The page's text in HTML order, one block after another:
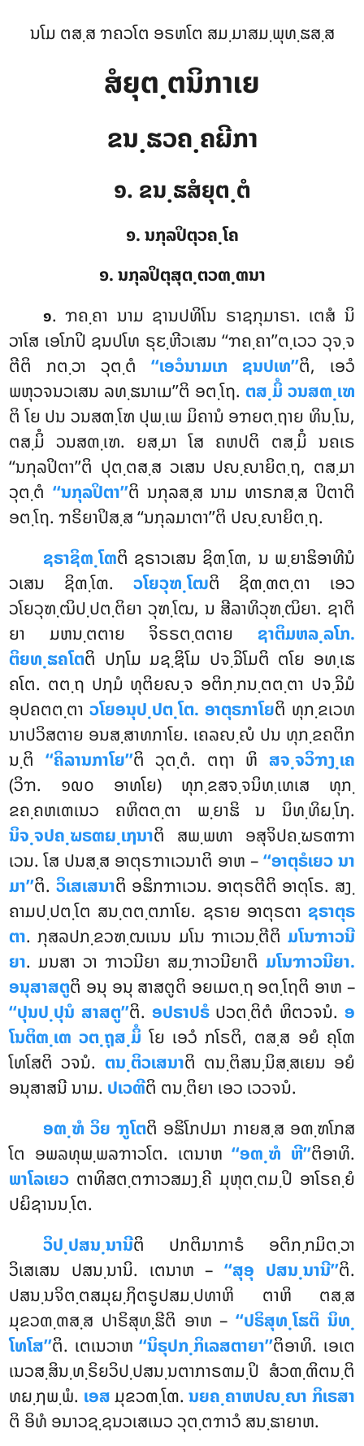
ນໂມ ຕສ຺ສ ຠຄວໂຕ ອຣຫໂຕ ສມ຺ມາສມ຺ພຸທ຺ຘສ຺ສ
ສໍຍຸຕ຺ຕນິກາເຍ
ຂນ຺ຘວຄ຺ຄຏີກາ
໑. ຂນ຺ຘສໍຍຸຕ຺ຕໍ
໑. ນກຸລປິຕຸວຄ຺ໂຄ
໑. ນກຸລປິຕຸສຸຕ຺ຕວຓ຺ຓນາ
໑. ຠຄ຺ຄາ ນາມ ຊານປທິໂນ ຣາຊກຸມາຣາ. ເຕສໍ ນິ
ວາໂສ ເອໂກປິ ຊນປໂທ ຣຸຬ຺ຫີວເສນ ‘‘ຠຄ຺ຄາ’’ຕ຺ເວວ ວຸຈ຺ຈ
ຕີຕິ ກຕ຺ວາ ວຸຕ຺ຕໍ ‘‘ເອວໍນາມເກ ຊນປເທ’’ຕິ, ເອວໍ
ພຫຸວຈນວເສນ ລທ຺ຘນາເມ’’ຕິ ອຕ຺ໂຖ. ຕສ຺ມິໍ ວນສຓ຺ເຑ
ຕິ ໂຍ ປນ ວນສຓ຺ໂຑ ປຸພ຺ເພ ມິຄານໍ ອຠຍຕ຺ຖາຍ ທິນ຺ໂນ,
ຕສ຺ມິໍ ວນສຓ຺ເຑ. ຍສ຺ມາ ໂສ ຄຫປຕິ ຕສ຺ມິໍ ນຄເຣ
‘‘ນກຸລປິຕາ’’ຕິ ປຸຕ຺ຕສ຺ສ ວເສນ ປຎ຺ຎາຍິຕ຺ຖ, ຕສ຺ມາ
ວຸຕ຺ຕໍ ‘‘ນກຸລປິຕາ’’ຕິ ນກຸລສ຺ສ ນາມ ທາຣກສ຺ສ ປິຕາຕິ
ອຕ຺ໂຖ. ຠຣິຍາປິສ຺ສ ‘‘ນກຸລມາຕາ’’ຕິ ປຎ຺ຎາຍິຕ຺ຖ.
ຊຣາຊິຓ຺ໂຓຕິ ຊຣາວເສນ ຊິຓ຺ໂຓ, ນ ພ຺ຍາຘິອາທີນໍ
ວເສນ ຊິຓ຺ໂຓ. ວໂຍວຸຑ຺ໂຒຕິ ຊິຓ຺ຓຕ຺ຕາ ເອວ
ວໂຍວຸຑ຺ຒິປ຺ປຕ຺ຕິຍາ ວຸຑ຺ໂຒ, ນ ສີລາທິວຸຑ຺ຒິຍາ. ຊາຕິ
ຍາ ມຫນ຺ຕຕາຍ ຈິຣຣຕ຺ຕຕາຍ ຊາຕິມຫລ຺ລໂກ.
ຕິຍທ຺ຘຄໂຕຕິ ປຐໂມ ມຊ຺ຌິໂມ ປຈ຺ຉິໂມຕິ ຕໂຍ ອທ຺ເຘ
ຄໂຕ. ຕຕ຺ຖ ປຐມໍ ທຸຕິຍຎ຺ຈ ອຕິກ຺ກນ຺ຕຕ຺ຕາ ປຈ຺ຉິມໍ
ອຸປຄຕຕ຺ຕາວໂຍອນຸປ຺ປຕ຺ໂຕ. ອາຕຸຣກາໂຍຕິ ທຸກ຺ຂເວທ
ນາປວິສຕາຍ ອນສ຺ສາທກາໂຍ. ເຄລຎ຺ຎໍ ປນ ທຸກ຺ຂຄຕິກ
ນ຺ຕິ ‘‘ຄິລານກາໂຍ’’ຕິ ວຸຕ຺ຕໍ. ຕຖາ ຫິ ສຈ຺ຈວິຠງ຺ເຄ
(ວິຠ. ໑໙໐ ອາທໂຍ) ທຸກ຺ຂສຈ຺ຈນິທ຺ເທເສ ທຸກ຺
ຂຄ຺ຄຫເຓເນວ ຄຫິຕຕ຺ຕາ ພ຺ຍາຘິ ນ ນິທ຺ທິຏ຺ໂຐ.
ນິຈ຺ຈປຄ຺ຆຣຓຏ຺ເຐນາຕິ ສພ຺ພທາ ອສຸຈິປຄ຺ຆຣຓຠາ
ເວນ. ໂສ ປນສ຺ສ ອາຕຸຣຠາເວນາຕິ ອາຫ –‘‘ອາຕຸຣໍເຍວ ນາ
ມາ’’ຕິ. ວິເສເສນາຕິ ອຘິກຠາເວນ. ອາຕຸຣຕີຕິ ອາຕຸໂຣ. ສງ຺
ຄາມປ຺ປຕ຺ໂຕ ສນ຺ຕຕ຺ຕກາໂຍ. ຊຣາຍ ອາຕຸຣຕາ ຊຣາຕຸຣ
ຕາ. ກຸສລປກ຺ຂວຑ຺ຒເນນ ມໂນ ຠາເວນ຺ຕີຕິ ມໂນຠາວນີ
ຍາ. ມນສາ ວາ ຠາວນີຍາ ສມ຺ຠາວນີຍາຕິ ມໂນຠາວນີຍາ.
ອນຸສາສຕູຕິ ອນຸ ອນຸ ສາສຕູຕິ ອຍເມຕ຺ຖ ອຕ຺ໂຖຕິ ອາຫ –
‘‘ປຸນປ຺ປຸນໍ ສາສຕູ’’ຕິ. ອປຣາປຣໍປວຕ຺ຕິຕໍ ຫິຕວຈນໍ. ອ
ໂນຕິຓ຺ເຓ ວຕ຺ຖຸສ຺ມິໍ ໂຍ ເອວໍ ກໂຣຕິ, ຕສ຺ສ ອຍໍ ຄຸໂຓ
ໂທໂສຕິ ວຈນໍ. ຕນ຺ຕິວເສນາຕິ ຕນ຺ຕິສນ຺ນິສ຺ສເຍນ ອຍໍ
ອນຸສາສນີ ນາມ. ປເວຓີຕິ ຕນ຺ຕິຍາ ເອວ ເວວຈນໍ.
ອຓ຺ຑໍ ວິຍ ຠູໂຕຕິ ອຘິໂກປມາ ກາຍສ຺ສ ອຓ຺ຑໂກສ
ໂຕ ອພລທຸພ຺ພລຠາວໂຕ. ເຕນາຫ‘‘ອຓ຺ຑໍ ຫີ’’ຕິອາທິ.
ພາໂລເຍວ ຕາທິສຕ຺ຕຠາວສມງ຺ຄີ ມຸຫຸຕ຺ຕມ຺ປິ ອາໂຣຄ຺ຍໍ
ປຏິຊານນ຺ໂຕ.
ວິປ຺ປສນ຺ນານີຕິ ປກຕິມາກາຣໍ ອຕິກ຺ກມິຕ຺ວາ
ວິເສເສນ ປສນ຺ນານິ. ເຕນາຫ –‘‘ສຸອຸ ປສນ຺ນານີ’’ຕິ.
ປສນ຺ນຈິຕ຺ຕສມຸຏ຺ຐິຕຣູປສມ຺ປທາຫິ ຕາຫິ ຕສ຺ສ
ມຸຂວຓ຺ຓສ຺ສ ປາຣິສຸທ຺ຘີຕິ ອາຫ –‘‘ປຣິສຸທ຺ໂຘຕິ ນິທ຺
ໂທໂສ’’ຕິ. ເຕເນວາຫ‘‘ນິຣຸປກ຺ກິເລສຕາຍາ’’ຕິອາທິ. ເອເຕ
ເນວສ຺ສິນ຺ທ຺ຣິຍວິປ຺ປສນ຺ນຕາກາຣຓມ຺ປິ ສໍວຓ຺ຓິຕນ຺ຕິ
ທຏ຺ຐພ຺ພໍ. ເອສມຸຂວຓ຺ໂຓ.ນຍຄ຺ຄາຫປຎ຺ຎາ ກິເຣສາ
ຕິ ອິທໍ ອນາວຊ຺ຊນວເສເນວ ວຸຕ຺ຕຠາວໍ ສນ຺ຘາຍາຫ.